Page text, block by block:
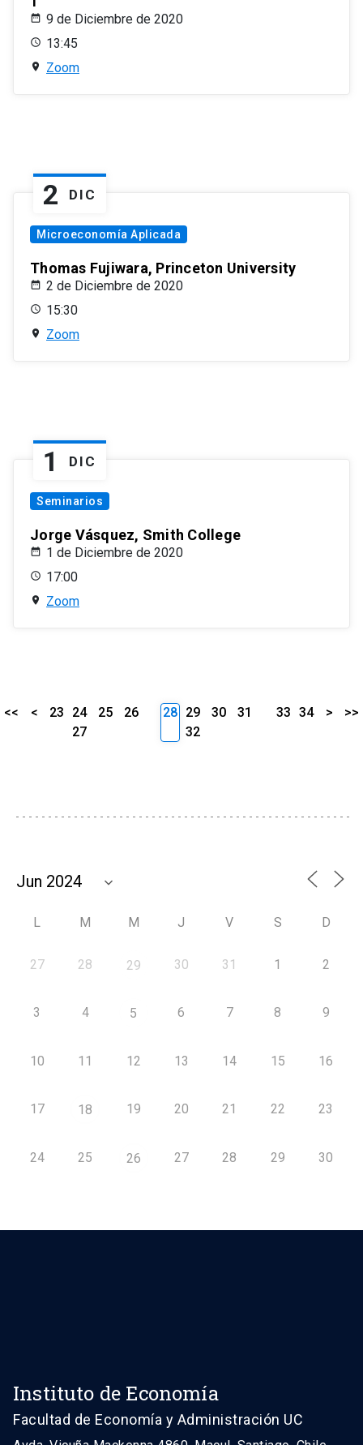
9 de Diciembre de 2020
13:45
Zoom
2 DIC
Microeconomía Aplicada
Thomas Fujiwara, Princeton University
2 de Diciembre de 2020
15:30
Zoom
1 DIC
Seminarios
Jorge Vásquez, Smith College
1 de Diciembre de 2020
17:00
Zoom
<< < 23 24 25
26
27
28 29 30
31
32
33 34 > >>
L M M J V S D
27 28 29 30 31 1 2
3 4 5 6 7 8 9
10 11 12 13 14 15 16
17 18 19 20 21 22 23
24 25 26 27 28 29 30
Instituto de Economía
Facultad de Economía y Administración UC